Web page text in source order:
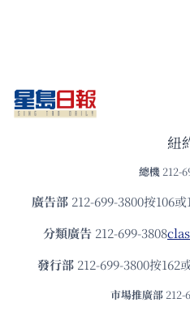
紐
總機 212-
廣告部212-699-3800按106或
分類廣告 212-699-3808
發⾏部 212-699-3800按162
市場推廣部 212-